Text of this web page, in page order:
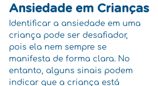
Ansiedade em Crianças
Identificar a ansiedade em uma
criança pode ser desafiador,
pois ela nem sempre se
manifesta de forma clara. No
entanto, alguns sinais podem
indicar que a criança está